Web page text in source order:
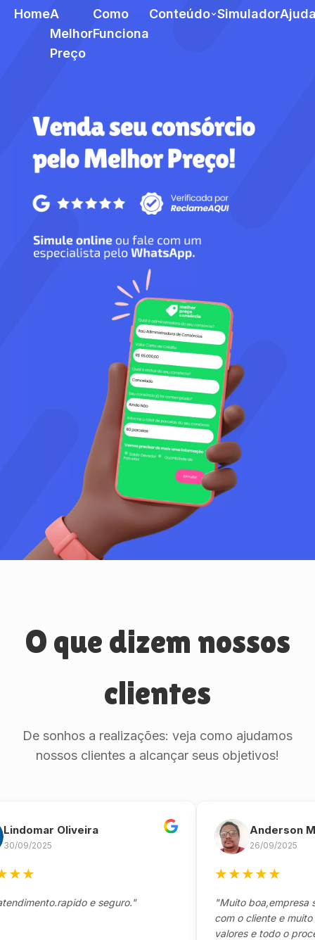
HomeA
Melhor
Preço
Como
Funciona
Conteúdo Simulador
O que dizem nossos
clientes
De sonhos a realizações: veja como ajudamos
nossos clientes a alcançar seus objetivos!
Oliveira
2025
e seguro."
Anderson
26/09/2025
★★★
"Muito boa,empresa séria
com o cliente e muito
valores e todo o processo